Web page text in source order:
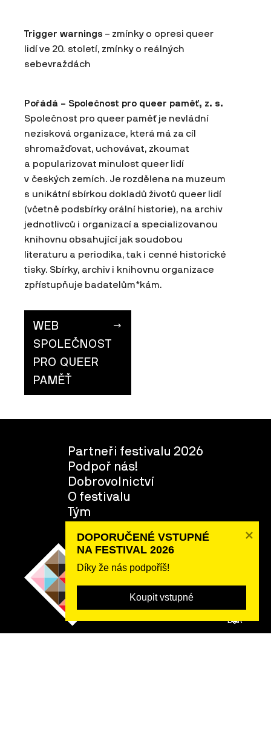
DAR
Trigger warnings – zmínky o opresi queer
lidí ve 20. století, zmínky o reálných
sebevraždách
Pořádá – Společnost pro queer paměť, z. s.
Společnost pro queer paměť je nevládní
nezisková organizace, která má za cíl
shromažďovat, uchovávat, zkoumat
a popularizovat minulost queer lidí
v českých zemích. Je rozdělena na muzeum
s unikátní sbírkou dokladů životů queer lidí
(včetně podsbírky orální historie), na archiv
jednotlivců i organizací a specializovanou
knihovnu obsahující jak soudobou
literaturu a periodika, tak i cenné historické
tisky. Sbírky, archiv i knihovnu organizace
zpřístupňuje badatelům*kám.
WEB
SPOLEČNOST
PRO QUEER
PAMĚŤ
Partneři festivalu 2026
Podpoř nás!
Dobrovolnictví
O festivalu
Tým
DOPORUČENÉ VSTUPNÉ
NA FESTIVAL 2026
Díky že nás podpoříš!
Koupit vstupné